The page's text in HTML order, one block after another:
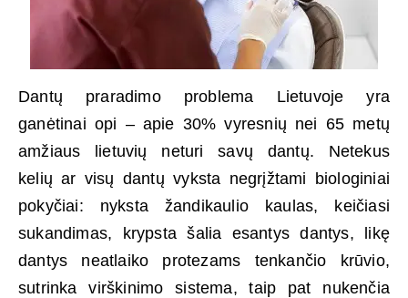
Dantų praradimo problema Lietuvoje yra
ganėtinai opi – apie 30% vyresnių nei 65 metų
amžiaus lietuvių neturi savų dantų. Netekus
kelių ar visų dantų vyksta negrįžtami biologiniai
pokyčiai: nyksta žandikaulio kaulas, keičiasi
sukandimas, krypsta šalia esantys dantys, likę
dantys neatlaiko protezams tenkančio krūvio,
sutrinka virškinimo sistema, taip pat nukenčia